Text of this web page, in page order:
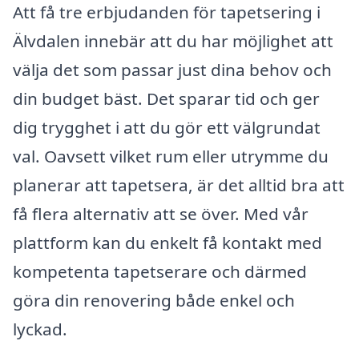
Att få tre erbjudanden för tapetsering i
Älvdalen innebär att du har möjlighet att
välja det som passar just dina behov och
din budget bäst. Det sparar tid och ger
dig trygghet i att du gör ett välgrundat
val. Oavsett vilket rum eller utrymme du
planerar att tapetsera, är det alltid bra att
få flera alternativ att se över. Med vår
plattform kan du enkelt få kontakt med
kompetenta tapetserare och därmed
göra din renovering både enkel och
lyckad.